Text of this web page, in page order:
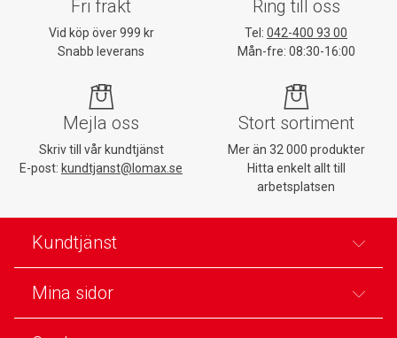
Fri frakt
Vid köp över 999 kr
Snabb leverans
Ring till oss
Tel: 042-400 93 00
Mån-fre: 08:30-16:00
Mejla oss
Skriv till vår kundtjänst
E-post: kundtjanst@lomax.se
Stort sortiment
Mer än 32 000 produkter
Hitta enkelt allt till
arbetsplatsen
Kundtjänst
Mina sidor